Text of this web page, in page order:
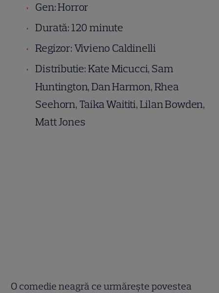
Gen: Horror
Durată: 120 minute
Regizor: Vivieno Caldinelli
Distributie: Kate Micucci, Sam
Huntington, Dan Harmon, Rhea
Seehorn, Taika Waititi, Lilan Bowden,
Matt Jones
O comedie neagră ce urmărește povestea